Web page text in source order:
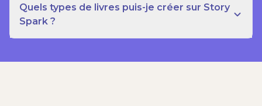
Quels types de livres puis-je créer sur Story
Spark ?